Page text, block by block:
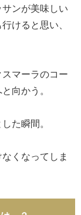
ンが美味しい
けると思い、
マーラのコー
向かう。
た瞬間。
くなってしま